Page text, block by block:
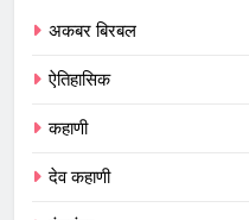
अकबर बिरबल
ऐतिहासिक
कहाणी
देव कहाणी